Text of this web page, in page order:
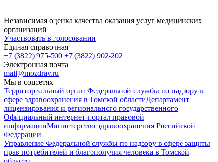
Независимая оценка качества оказания услуг медицинских
организаций
Участвовать в голосовании
Единая справочная
+7 (3822) 975-500 +7 (3822) 902-202
Электронная почта
mail@mozdrav.ru
Мы в соцсетях
Территориальный орган Федеральной службы по надзору в
сфере здравоохранения в Томской областиДепартамент
лицензирования и регионального государственного
Официальный интернет-портал правовой
информацииМинистерство здравоохранения Российской
Федерации
Управление Федеральной службы по надзору в сфере защиты
прав потребителей и благополучия человека в Томской